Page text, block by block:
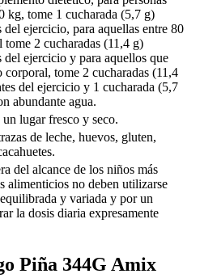
kg, tome 1 cucharada (5,7 g)
ejercicio, para aquellas entre 80
2 cucharadas (11,4 g)
ejercicio y para aquellos que
corporal, tome 2 cucharadas (11,4
del ejercicio y 1 cucharada (5,7
abundante agua.
lugar fresco y seco.
de leche, huevos, gluten,
del alcance de los niños más
alimenticios no deben utilizarse
y variada y por un
la dosis diaria expresamente
Piña 344G Amix